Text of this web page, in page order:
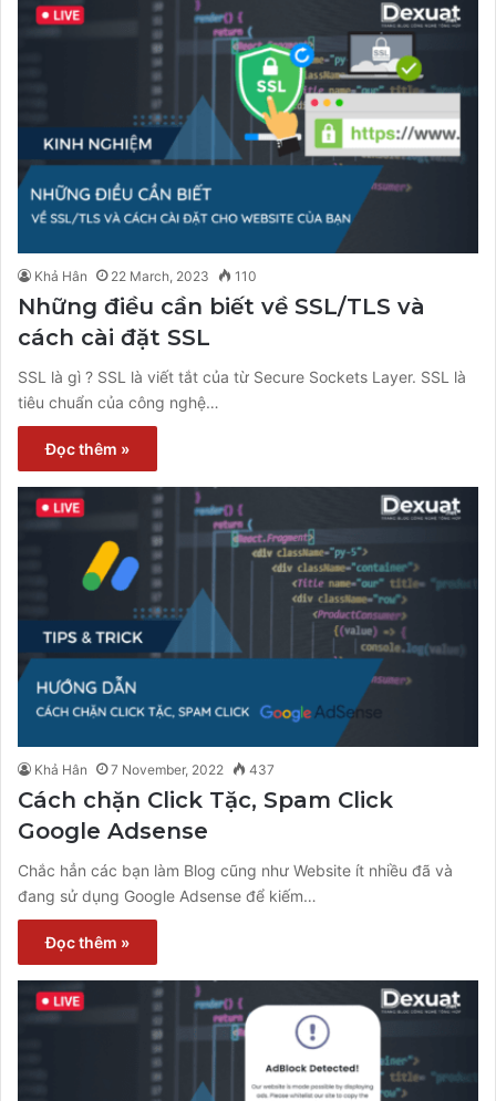
Khả Hân 22 March, 2023 110
Những điều cần biết về SSL/TLS và
cách cài đặt SSL
SSL là gì ? SSL là viết tắt của từ Secure Sockets Layer. SSL là
tiêu chuẩn của công nghệ…
Đọc thêm »
Khả Hân 7 November, 2022 437
Cách chặn Click Tặc, Spam Click
Google Adsense
Chắc hẳn các bạn làm Blog cũng như Website ít nhiều đã và
đang sử dụng Google Adsense để kiếm…
Đọc thêm »